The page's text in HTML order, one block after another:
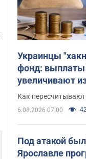
Украинцы
фонд: выплаты
увеличивают
не хватает
Как пересчитывают
6.08.2026 07:00
Под атакой
Ярославле